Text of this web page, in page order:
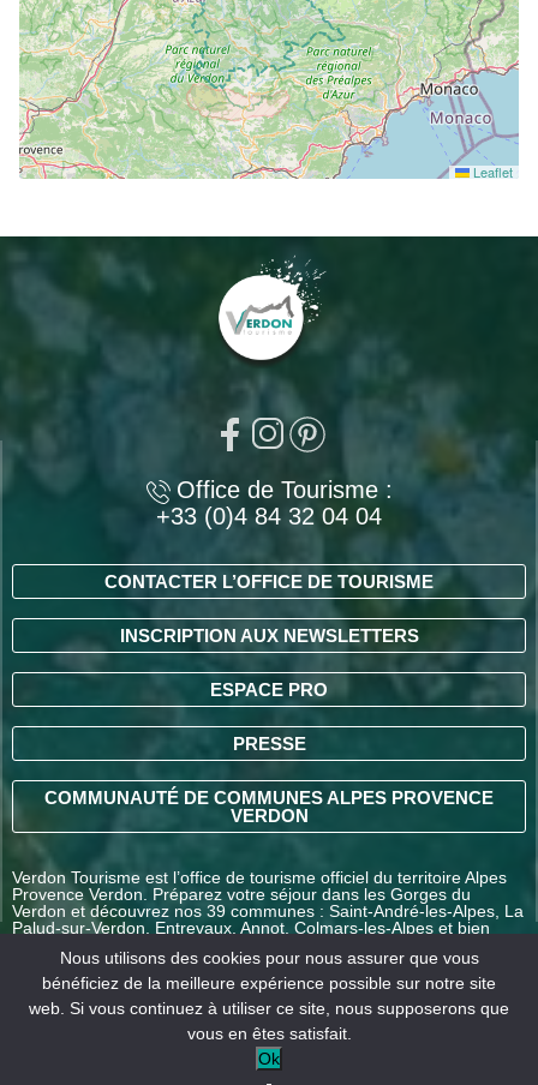
Leaflet
Office de Tourisme :
+33 (0)4 84 32 04 04
CONTACTER L’OFFICE DE TOURISME
INSCRIPTION AUX NEWSLETTERS
ESPACE PRO
PRESSE
COMMUNAUTÉ DE COMMUNES ALPES PROVENCE
VERDON
Verdon Tourisme est l’office de tourisme officiel du territoire Alpes
Provence Verdon. Préparez votre séjour dans les Gorges du
Verdon et découvrez nos 39 communes : Saint-André-les-Alpes, La
Palud-sur-Verdon, Entrevaux, Annot, Colmars-les-Alpes et bien
COMMENT VENIR ?
Conditions générales
Nous utilisons des cookies pour nous assurer que vous
bénéficiez de la meilleure expérience possible sur notre site
web. Si vous continuez à utiliser ce site, nous supposerons que
vous en êtes satisfait.
Ok